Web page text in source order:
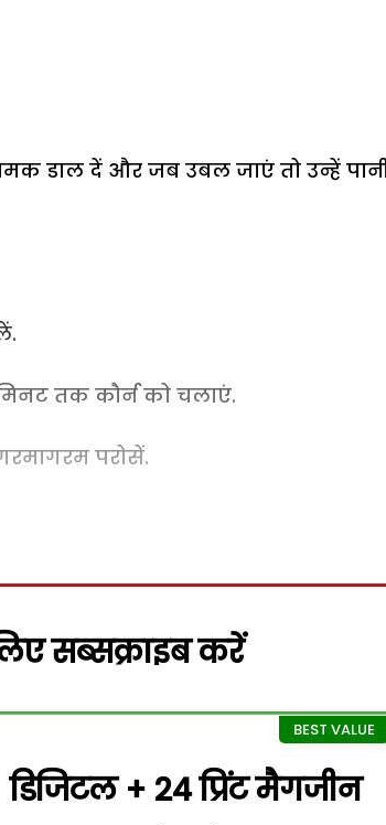
डाल दें और जब उबल जाएं तो उन्हें
तक कौर्न को चलाएं.
परोसें.
सब्सक्राइब करें
डिजिटल + 24 प्रिंट मैगजीन